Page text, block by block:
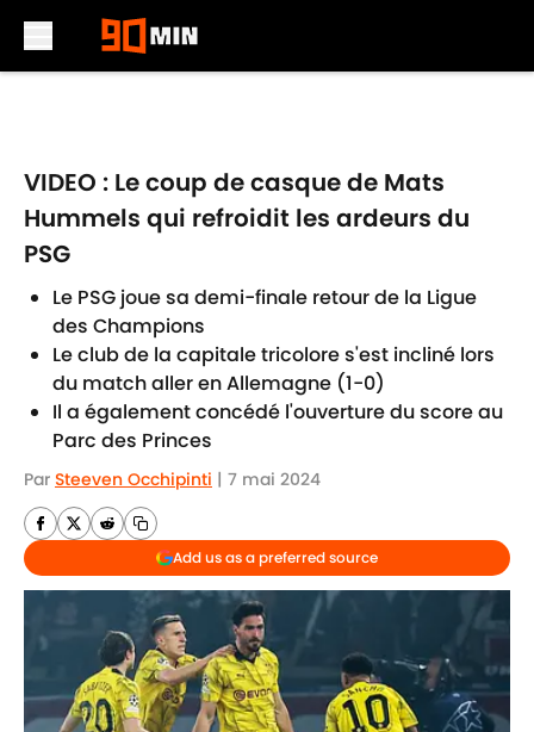
VIDEO : Le coup de casque de Mats
Hummels qui refroidit les ardeurs du
PSG
Le PSG joue sa demi-finale retour de la Ligue
des Champions
Le club de la capitale tricolore s'est incliné lors
du match aller en Allemagne (1-0)
Il a également concédé l'ouverture du score au
Parc des Princes
Par Steeven Occhipinti | 7 mai 2024
Add us as a preferred source